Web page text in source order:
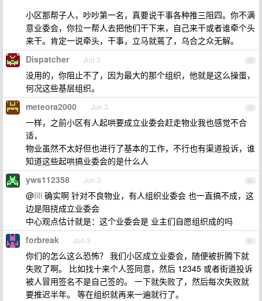
小区那帮子人，吵吵第一名，真要说干事各种推三阻四。你不满
意业委会，你拉一帮人去把他们干下来，自己来干或者谁牵个头
来干。肯定一说牵头，干事，立马就蔫了，乌合之众无解。
78
Dispatcher Jun 3
没用的，你阻止不了，因为最大的那个组织，他就是这么操蛋，
何况这些基层组织。
79
meteora2000 Jun 3
一样，之前小区有人起哄要成立业委会赶走物业我也感觉不合
适，
物业虽然不太好但也进行了基本的工作，不行也有渠道投诉，谁
知道这些起哄搞业委会的是什么人
80
yws112358 Jun 3
@IlIl 确实啊 针对不良物业，有人组织业委会 也一直搞不成，这
边是阻挠成立业委会
中心观点估计就是：这个业委会是 业主们自愿组织成的吗
81
forbreak Jun 3
你们的怎么这么恐怖？ 我们小区成立业委会，随便被折腾下就
失败了啊。 比如找十来个人签同意，然后 12345 或者街道投诉
被人冒用签名不是自己签的。 一下就失败了，然后每次失败就
要推迟半年。 等在组织就再来一遍就行了。